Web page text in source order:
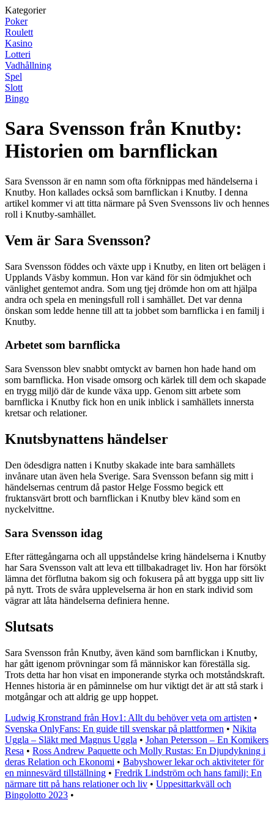
Kategorier
Poker
Roulett
Kasino
Lotteri
Vadhållning
Spel
Slott
Bingo
Sara Svensson från Knutby:
Historien om barnflickan
Sara Svensson är en namn som ofta förknippas med händelserna i
Knutby. Hon kallades också som barnflickan i Knutby. I denna
artikel kommer vi att titta närmare på Sven Svenssons liv och hennes
roll i Knutby-samhället.
Vem är Sara Svensson?
Sara Svensson föddes och växte upp i Knutby, en liten ort belägen i
Upplands Väsby kommun. Hon var känd för sin ödmjukhet och
vänlighet gentemot andra. Som ung tjej drömde hon om att hjälpa
andra och spela en meningsfull roll i samhället. Det var denna
önskan som ledde henne till att ta jobbet som barnflicka i en familj i
Knutby.
Arbetet som barnflicka
Sara Svensson blev snabbt omtyckt av barnen hon hade hand om
som barnflicka. Hon visade omsorg och kärlek till dem och skapade
en trygg miljö där de kunde växa upp. Genom sitt arbete som
barnflicka i Knutby fick hon en unik inblick i samhällets innersta
kretsar och relationer.
Knutsbynattens händelser
Den ödesdigra natten i Knutby skakade inte bara samhällets
invånare utan även hela Sverige. Sara Svensson befann sig mitt i
händelsernas centrum då pastor Helge Fossmo begick ett
fruktansvärt brott och barnflickan i Knutby blev känd som en
nyckelvittne.
Sara Svensson idag
Efter rättegångarna och all uppståndelse kring händelserna i Knutby
har Sara Svensson valt att leva ett tillbakadraget liv. Hon har försökt
lämna det förflutna bakom sig och fokusera på att bygga upp sitt liv
på nytt. Trots de svåra upplevelserna är hon en stark individ som
vägrar att låta händelserna definiera henne.
Slutsats
Sara Svensson från Knutby, även känd som barnflickan i Knutby,
har gått igenom prövningar som få människor kan föreställa sig.
Trots detta har hon visat en imponerande styrka och motståndskraft.
Hennes historia är en påminnelse om hur viktigt det är att stå stark i
motgångar och att aldrig ge upp hoppet.
Ludwig Kronstrand från Hov1: Allt du behöver veta om artisten •
Svenska OnlyFans: En guide till svenskar på plattformen • Nikita
Uggla – Släkt med Magnus Uggla • Johan Petersson – En Komikers
Resa • Ross Andrew Paquette och Molly Rustas: En Djupdykning i
deras Relation och Ekonomi • Babyshower lekar och aktiviteter för
en minnesvärd tillställning • Fredrik Lindström och hans familj: En
närmare titt på hans relationer och liv • Uppesittarkväll och
Bingolotto 2023 •